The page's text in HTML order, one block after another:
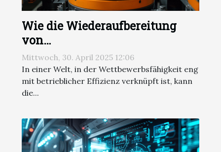
Wie die Wiederaufbereitung
von
Mehrspindeldrehautomaten die
Produktivität steigert
Mittwoch, 30. April 2025 12:06
In einer Welt, in der Wettbewerbsfähigkeit eng
mit betrieblicher Effizienz verknüpft ist, kann
die...